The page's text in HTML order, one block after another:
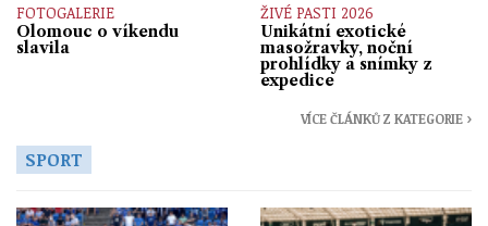
FOTOGALERIE
Olomouc o víkendu
slavila
ŽIVÉ PASTI 2026
Unikátní exotické
masožravky, noční
prohlídky a snímky z
expedice
VÍCE ČLÁNKŮ Z KATEGORIE ›
SPORT